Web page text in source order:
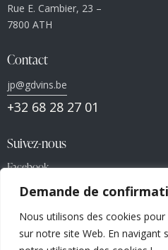
Demande de
Nous utilisons des cookies
sur notre site Web. En navigant
Rue E. Cambier, 23 –
7800 ATH
Contact
jp@gdvins.be
+32 68 28 27 01
Suivez-nous
Facebook
Politiques de confidentialité
Conditions générales de vente